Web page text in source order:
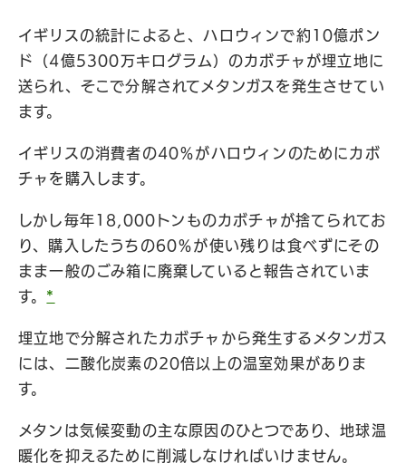
イギリスの統計によると、ハロウィンで約10億ポン
ド（4億5300万キログラム）のカボチャが埋立地に
送られ、そこで分解されてメタンガスを発生させてい
ます。
イギリスの消費者の40％がハロウィンのためにカボ
チャを購入します。
しかし毎年18,000トンものカボチャが捨てられてお
り、購入したうちの60％が使い残りは食べずにその
まま一般のごみ箱に廃棄していると報告されていま
す。 *
埋立地で分解されたカボチャから発生するメタンガス
には、二酸化炭素の20倍以上の温室効果がありま
す。
メタンは気候変動の主な原因のひとつであり、地球温
暖化を抑えるために削減しなければいけません。